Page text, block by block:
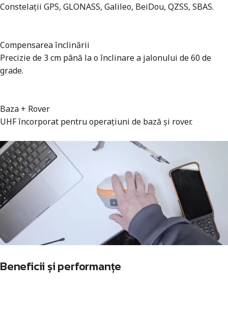
Constelații GPS, GLONASS, Galileo, BeiDou, QZSS, SBAS.
Compensarea înclinării
Precizie de 3 cm până la o înclinare a jalonului de 60 de
grade.
Baza + Rover
UHF încorporat pentru operațiuni de bază și rover.
Beneficii și performanțe